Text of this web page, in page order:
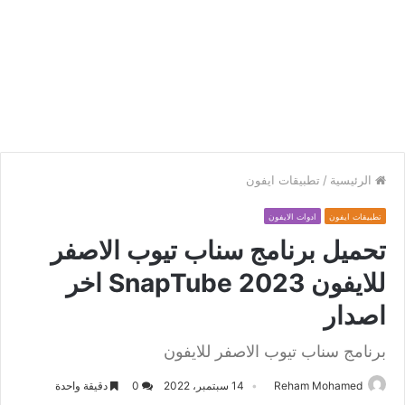
الرئيسية / تطبيقات ايفون
تطبيقات ايفون ادوات الايفون
تحميل برنامج سناب تيوب الاصفر
للايفون SnapTube 2023 اخر
اصدار
برنامج سناب تيوب الاصفر للايفون
Reham Mohamed 14 سبتمبر، 2022 دقيقة واحدة